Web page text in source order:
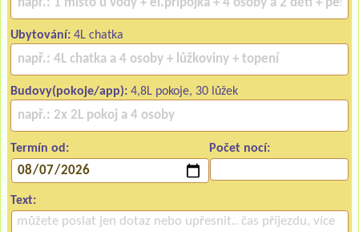
Ubytování: 4L chatka
Budovy(pokoje/app): 4,8L pokoje, 30 lůžek
Termín od: Počet nocí:
Text: